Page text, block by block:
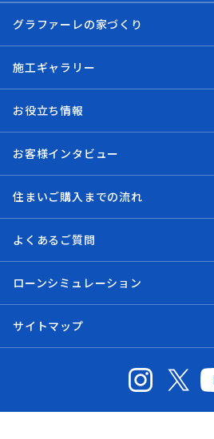
グラファーレの家づくり
施工ギャラリー
お役立ち情報
お客様インタビュー
住まいご購入までの流れ
よくあるご質問
ローンシミュレーション
サイトマップ